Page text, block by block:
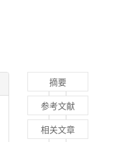
摘要
参考文献
相关文章